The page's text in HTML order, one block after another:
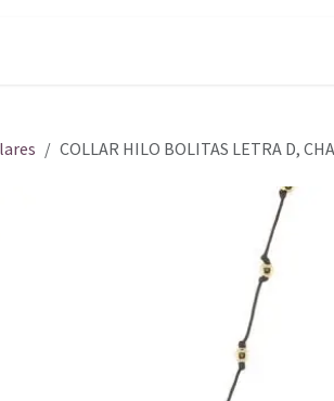
COLLAR HILO BOLITAS LETRA D,